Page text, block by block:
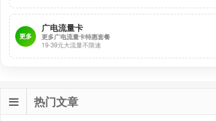
更多
广电流量卡
更多广电流量卡特惠套餐
19-39元大流量不限速
热门文章